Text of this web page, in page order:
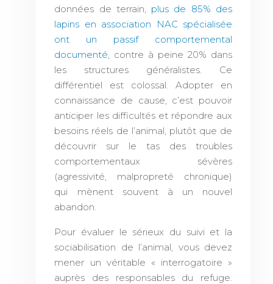
données de terrain, plus de 85% des
lapins en association NAC spécialisée
ont un passif comportemental
documenté, contre à peine 20% dans
les structures généralistes. Ce
différentiel est colossal. Adopter en
connaissance de cause, c’est pouvoir
anticiper les difficultés et répondre aux
besoins réels de l’animal, plutôt que de
découvrir sur le tas des troubles
comportementaux sévères
(agressivité, malpropreté chronique)
qui mènent souvent à un nouvel
abandon.
Pour évaluer le sérieux du suivi et la
sociabilisation de l’animal, vous devez
mener un véritable « interrogatoire »
auprès des responsables du refuge.